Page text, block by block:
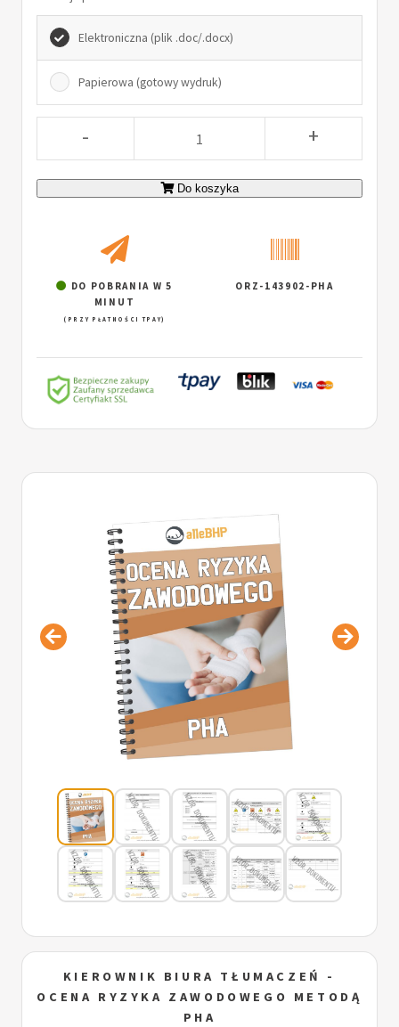
KIEROWNIK BIURA TŁUMACZEŃ -
OCENA RYZYKA ZAWODOWEGO METODĄ
PHA
Elektroniczna (plik .doc/.docx)
Papierowa (gotowy wydruk)
- +
Do koszyka
DO POBRANIA W 5
MINUT
(PRZY PŁATNOŚCI TPAY)
ORZ-143902-PHA